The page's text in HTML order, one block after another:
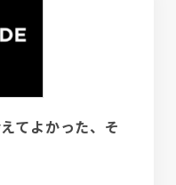
よかった、そ